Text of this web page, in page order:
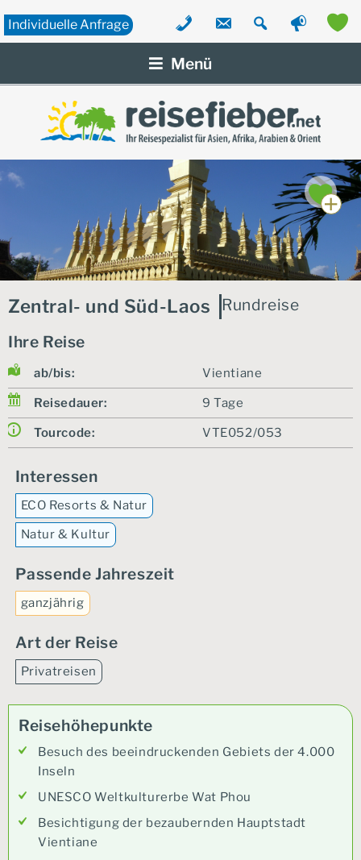
Zum
IndividuelleAnfrage
Menü
Zentral- und Süd-Laos
Rundreise
Ihre Reise
ab/bis: Vientiane
Reisedauer: 9 Tage
Tourcode: VTE052/053
Interessen
ECO Resorts & Natur
Natur & Kultur
Passende Jahreszeit
ganzjährig
Art der Reise
Privatreisen
Reisehöhepunkte
Besuch des beeindruckenden Gebiets der 4.000
Inseln
UNESCO Weltkulturerbe Wat Phou
Besichtigung der bezaubernden Hauptstadt
Vientiane